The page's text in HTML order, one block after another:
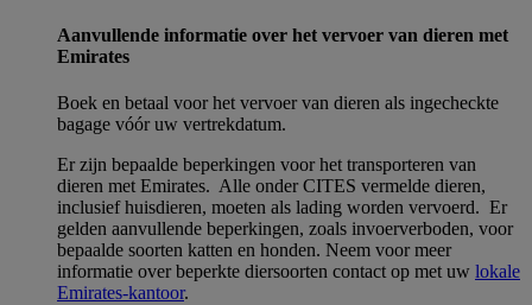
Aanvullende informatie over het vervoer van dieren met
Emirates
Boek en betaal voor het vervoer van dieren als ingecheckte
bagage vóór uw vertrekdatum.
Er zijn bepaalde beperkingen voor het transporteren van
dieren met Emirates. Alle onder CITES vermelde dieren,
inclusief huisdieren, moeten als lading worden vervoerd. Er
gelden aanvullende beperkingen, zoals invoerverboden, voor
bepaalde soorten katten en honden. Neem voor meer
informatie over beperkte diersoorten contact op met uw lokale
Emirates-kantoor.